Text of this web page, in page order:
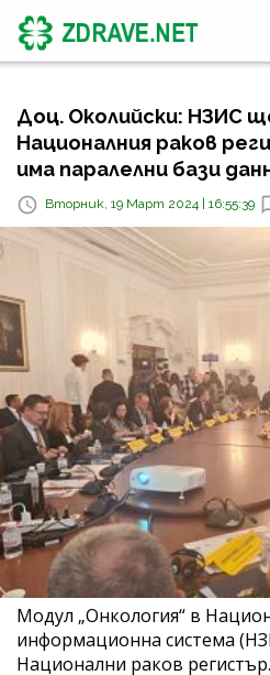
Доц. Околийски: НЗИС
Националния раков
има паралелни бази
Вторник, 19 Март 2024 | 16:55:39
Модул „Онкология“ в
информационна система
Национални раков